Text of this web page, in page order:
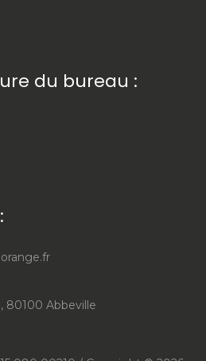
du bureau :
80100 Abbeville